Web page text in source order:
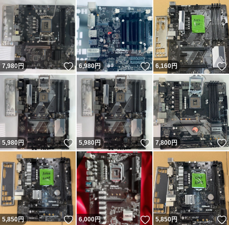
7,980円 いいね！
6,980円 いいね！
6,160円
5,980円 いいね！
5,980円 いいね！
7,800円
5,850円 いいね！
6,000円 いいね！
5,850円